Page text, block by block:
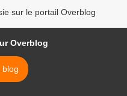
sur le portail Overblog
Overblog
blog